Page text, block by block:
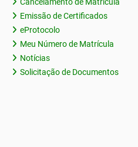
Emissão de Certificados
eProtocolo
Meu Número de Matrícula
Notícias
Solicitação de Documentos